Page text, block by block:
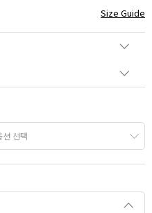
Size Guide